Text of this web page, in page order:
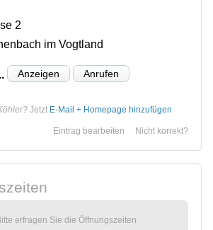
2
im Vogtland
Anzeigen Anrufen
Jetzt E-Mail + Homepage hinzufügen
Nicht korrekt?
Eintrag bearbeiten
erfragen Sie die Öffnungszeiten